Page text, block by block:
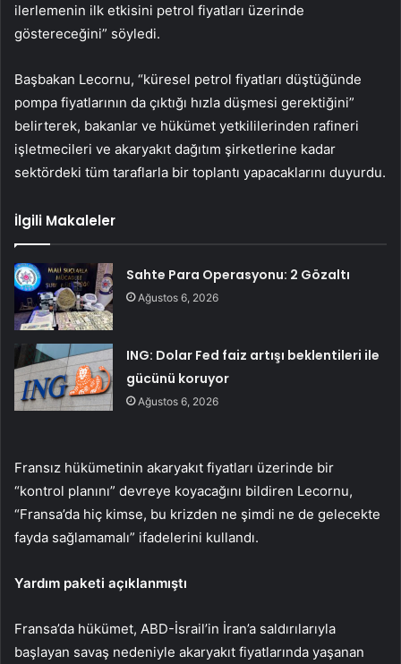
ilerlemenin ilk etkisini petrol fiyatları üzerinde
göstereceğini” söyledi.
Başbakan Lecornu, “küresel petrol fiyatları düştüğünde
pompa fiyatlarının da çıktığı hızla düşmesi gerektiğini”
belirterek, bakanlar ve hükümet yetkililerinden rafineri
işletmecileri ve akaryakıt dağıtım şirketlerine kadar
sektördeki tüm taraflarla bir toplantı yapacaklarını duyurdu.
İlgili Makaleler
Sahte Para Operasyonu: 2 Gözaltı
Ağustos 6, 2026
ING: Dolar Fed faiz artışı beklentileri ile
gücünü koruyor
Ağustos 6, 2026
Fransız hükümetinin akaryakıt fiyatları üzerinde bir
“kontrol planını” devreye koyacağını bildiren Lecornu,
“Fransa’da hiç kimse, bu krizden ne şimdi ne de gelecekte
fayda sağlamamalı” ifadelerini kullandı.
Yardım paketi açıklanmıştı
Fransa’da hükümet, ABD-İsrail’in İran’a saldırılarıyla
başlayan savaş nedeniyle akaryakıt fiyatlarında yaşanan